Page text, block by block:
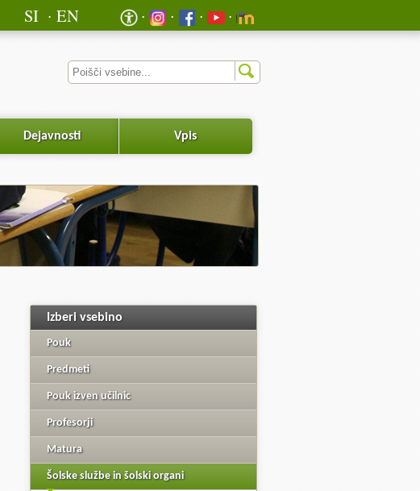
EN
SI
Dejavnosti Vpis
Izberi vsebino
Pouk
Predmeti
Pouk izven učilnic
Profesorji
Matura
Šolske službe in šolski organi